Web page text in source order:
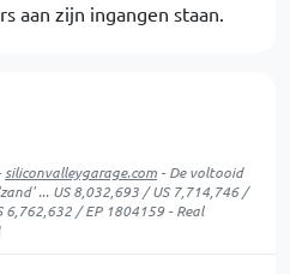
aan zijn ingangen staan.
siliconvalleygarage.com - De voltooid
... US 8,032,693 / US 7,714,746 /
6,762,632 / EP 1804159 - Real